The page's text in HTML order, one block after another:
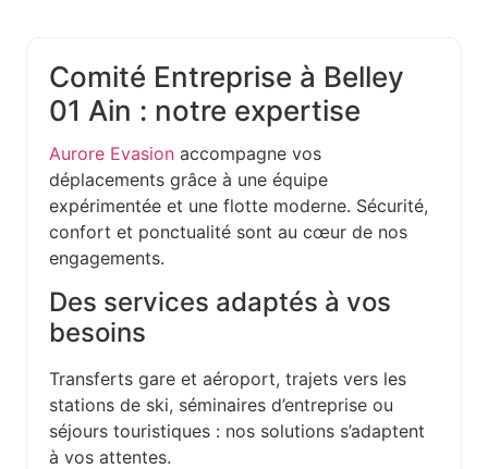
Comité Entreprise à Belley
01 Ain : notre expertise
Aurore Evasion accompagne vos
déplacements grâce à une équipe
expérimentée et une flotte moderne. Sécurité,
confort et ponctualité sont au cœur de nos
engagements.
Des services adaptés à vos
besoins
Transferts gare et aéroport, trajets vers les
stations de ski, séminaires d’entreprise ou
séjours touristiques : nos solutions s’adaptent
à vos attentes.